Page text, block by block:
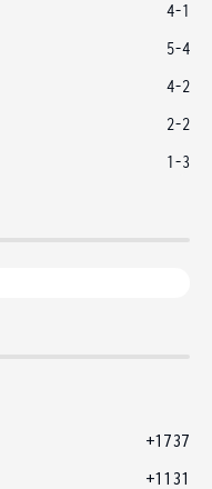
4-1
5-4
4-2
2-2
1-3
+1737
+1131